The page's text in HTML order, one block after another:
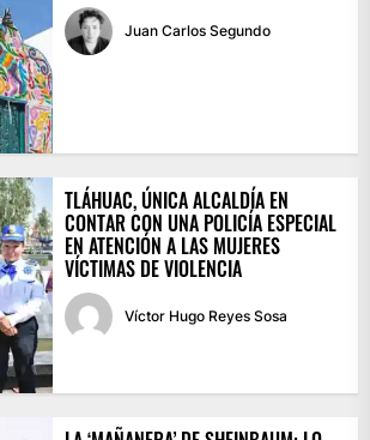
Juan Carlos Segundo
TLÁHUAC, ÚNICA ALCALDÍA EN
CONTAR CON UNA POLICÍA ESPECIAL
EN ATENCIÓN A LAS MUJERES
VÍCTIMAS DE VIOLENCIA
Víctor Hugo Reyes Sosa